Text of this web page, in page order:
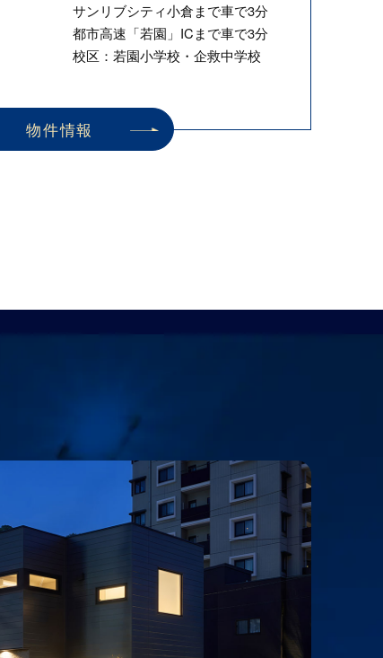
サンリブシティ小倉まで車で3分
都市高速「若園」ICまで車で3分
校区：若園小学校・企救中学校
物件情報